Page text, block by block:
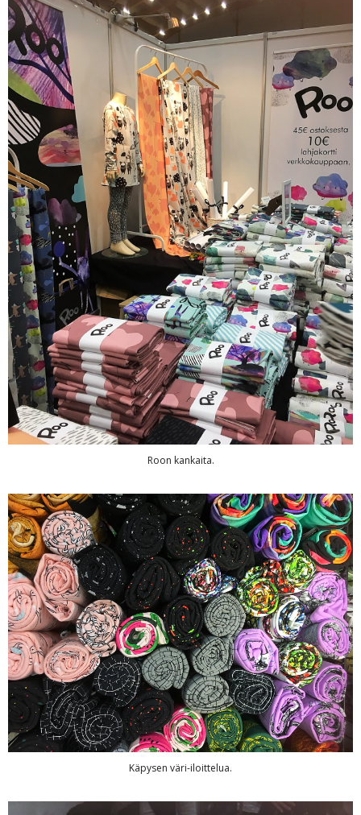
Roon kankaita.
Käpysen väri-iloittelua.